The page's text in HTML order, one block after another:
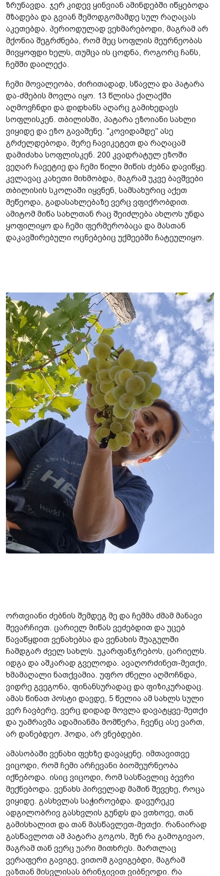
ზრუნავდა. ჯერ კიდევ ყინვიან ამინდებში იწყებოდა
მზადება და გვიან შემოდგომამდე სულ რაღაცას
აკეთებდა. პერიოდულად ვეხმარებოდი, მაგრამ არ
მქონია შეგრძნება, რომ მეც სოფლის მეურნეობას
მივყოფდი ხელს, თუმცა ის ცოდნა, როგორც ჩანს,
ჩემში დაილექა.
ჩემი მოვალეობა, ძირითადად, სწავლა და პატარა
და-ძმების მოვლა იყო. 13 წლისა ქალაქში
აღმოვჩნდი და დიდხანს აღარც გამიხედავს
სოფლისკენ. თბილისში, პატარა ეზოიანი სახლი
ვიყიდე და ეზო გავაშენე. "კოვიდამდე" ასე
გრძელდებოდა, მერე ჩავიკეტეთ და რაღაცამ
დამიძახა სოფლისკენ. 200 კვადრატულ ეზოში
ვეღარ ჩავეტიე და ჩემი წილი მიწის ძებნა დავიწყე.
კვლავაც კახეთი მიხმობდა, მაგრამ უკვე ბავშვები
თბილისის სკოლაში იყვნენ, სამსახურიც აქეთ
მეწეოდა, გადასახლებაზე ვერც ვფიქრობდით.
ამიტომ მიწა სახლთან რაც შეიძლება ახლოს უნდა
ყოფილიყო და ჩემი ფერმერობაცა და მასთან
დაკავშირებული ოცნებებიც უქმეებში ჩატეულიყო.
ორთვიანი ძებნის შემდეგ მე და ჩემმა ძმამ მანავი
შევარჩიეთ. ცარიელ მიწას ვეძებდით და უცებ
წავაწყდით ვენახებსა და ვენახის შუაგულში
ჩამდგარ ძველ სახლს. უკარფანჯრებოს, ცარიელს.
იდგა და აშკარად გველოდა. ავაღორძინეთ-მეთქი,
ხმამაღალი ნათქვამია. უფრო ძნელი აღმოჩნდა,
ვიდრე გვეგონა, ფინანსურადაც და ფიზიკურადაც.
ამას წინათ პოსტი დავდე, 5 წელია ამ სახლს სული
ვერ ჩავბერე, ვერც დიდად მოვლა დავატყვე-მეთქი
და უამრავმა ადამიანმა მომწერა, ჩვენც ასე ვართ,
არ დანებდეო. ჰოდა, არ ვნებდები.
ამასობაში ვენახი ფეხზე დავაყენე. იმთავითვე
ვიცოდი, რომ ჩემი არჩევანი ბიომეურნეობა
იქნებოდა. ისიც ვიცოდი, რომ სასწავლიც ბევრი
მექნებოდა. ვენახს პირველად მაშინ შევეხე, როცა
ვიყიდე. გასხვლას საჭიროებდა. დავურეკე
ადგილობრივ გასხვლის გუნდს და ვთხოვე, თან
გამისხალით და თან მასწავლეთ-მეთქი. რანაირად
გასწავლოთ ამ პატარა გოგოს, შენ რა გამოგივაო,
მაგრამ თან ვერც უარი მითხრეს. მართლაც
ვერაფერი გავიგე, ვითომ გავიგებდი, მაგრამ
ვაზთან მისვლისას ბრინჯივით ვიბნეოდი. რა